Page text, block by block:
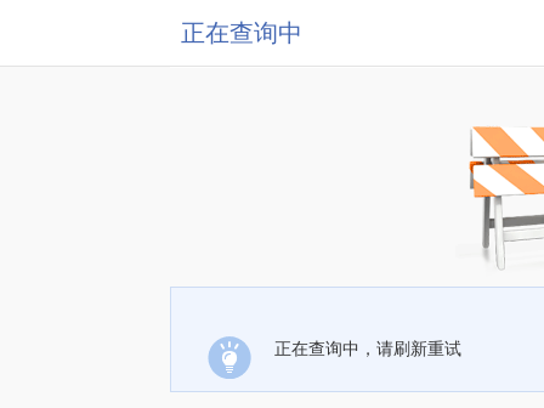
正在查询中
正在查询中，请刷新重试